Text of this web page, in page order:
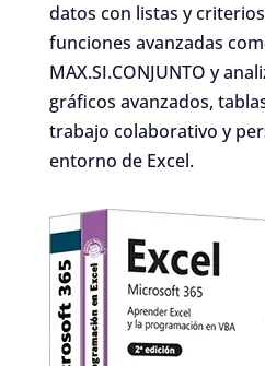
datos con listas y
funciones avanzadas
MAX.SI.CONJUNTO y
gráficos avanzados,
trabajo colaborativo y
entorno de Excel.